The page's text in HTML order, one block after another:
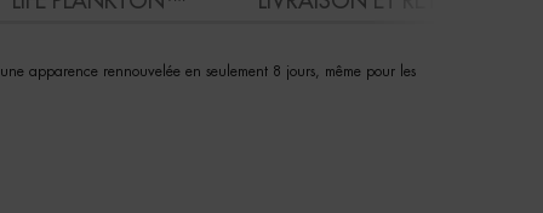
apparence rennouvelée en seulement 8 jours, même pour les